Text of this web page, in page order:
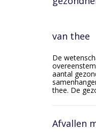
van thee
De
aantal
thee. De
Afvallen